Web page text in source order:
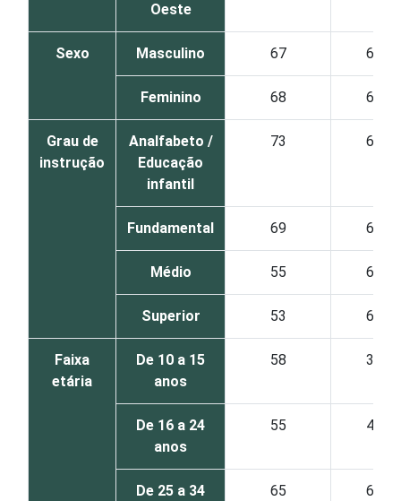
Oeste
Sexo Masculino 67 64
Feminino 68 62
Grau de
instrução
Analfabeto /
Educação
infantil
73 60
Fundamental 69 64
Médio 55 64
Superior 53 63
Faixa
etária
De 10 a 15
anos
58 32
De 16 a 24
anos
55 48
De 25 a 34
65 60